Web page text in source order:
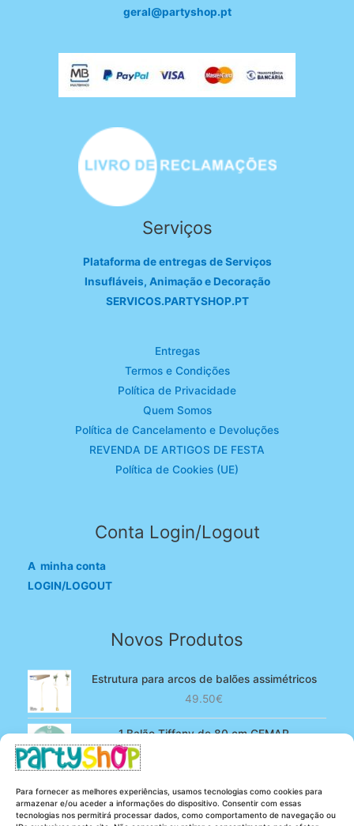
Para fornecer as melhores experiências, usamos tecnologias como cookies para
armazenar e/ou aceder a informações do dispositivo. Consentir com essas
tecnologias nos permitirá processar dados, como comportamento de navegação ou
geral@partyshop.pt
Serviços
Plataforma de entregas de Serviços
Insufláveis, Animação e Decoração
SERVICOS.PARTYSHOP.PT
Entregas
Termos e Condições
Política de Privacidade
Quem Somos
Política de Cancelamento e Devoluções
REVENDA DE ARTIGOS DE FESTA
Política de Cookies (UE)
Conta Login/Logout
A minha conta
LOGIN/LOGOUT
Novos Produtos
Estrutura para arcos de balões assimétricos
49.50€
1 Balão Tiffany de 80 cm GEMAR
era:
4.90€.
é:
3.80€.
100 Balões Rosa bebé de 13 cm GEMAR -
Powder pink
5.25€ O
4.20€O